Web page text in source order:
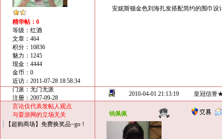
精华帖：0
等级：红酒
文章：464
积分：10836
魅力：1245
现金：4444
金币：0
近访：2011-07-28 18:58:34
门派：无门无派
注册：2007-09-28
言论仅代表发帖人观点
与耍游网的立场无关
【超购商场】免费换奖品~go！
安妮斯顿金色刘海扎发搭配简约的围巾设
2010-04-01 21:13:19 皇冠信誉
钱佩佩